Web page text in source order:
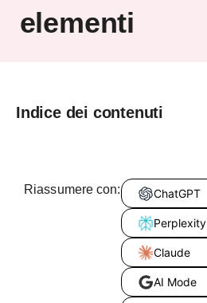
elementi
Indice dei contenuti
Riassumere con: ChatGPT
Perplexity
Claude
AI Mode